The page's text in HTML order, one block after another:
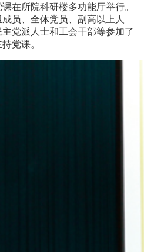
在所院科研楼多功能厅举行。
员、全体党员、副高以上人
党派人士和工会干部等参加了
党课。